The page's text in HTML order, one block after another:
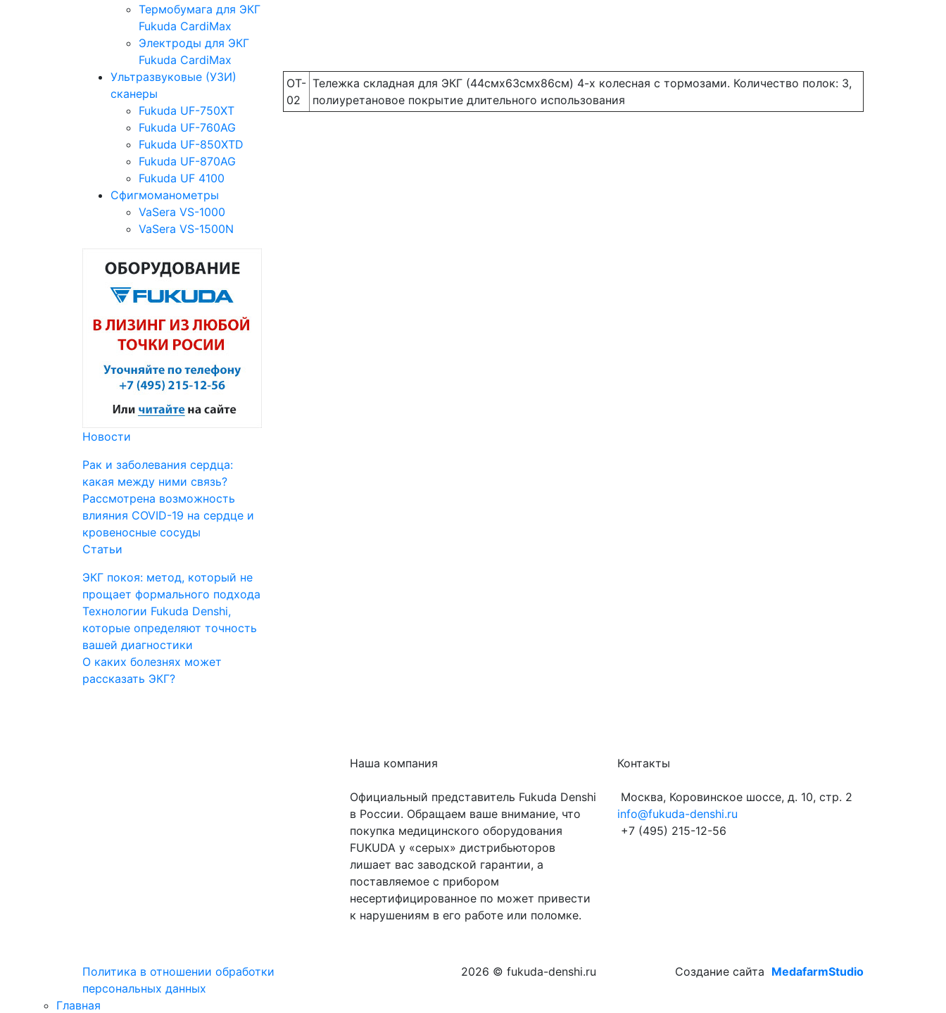
Термобумага для ЭКГ
Fukuda CardiMax
Электроды для ЭКГ
Fukuda CardiMax
Ультразвуковые (УЗИ)
сканеры
Fukuda UF-750XT
Fukuda UF-760AG
Fukuda UF-850XTD
Fukuda UF-870AG
Fukuda UF 4100
Сфигмоманометры
VaSera VS-1000
VaSera VS-1500N
Новости
Рак и заболевания сердца:
какая между ними связь?
Рассмотрена возможность
влияния COVID-19 на сердце и
кровеносные сосуды
Статьи
ЭКГ покоя: метод, который не
прощает формального подхода
Технологии Fukuda Denshi,
которые определяют точность
вашей диагностики
О каких болезнях может
рассказать ЭКГ?
OT-
02
Тележка складная для ЭКГ (44смх63смх86см) 4-х колесная с тормозами. Количество полок: 3,
полиуретановое покрытие длительного использования
Наша компания
Официальный представитель Fukuda Denshi
в России. Обращаем ваше внимание, что
покупка медицинского оборудования
FUKUDA у «серых» дистрибьюторов
лишает вас заводской гарантии, а
поставляемое с прибором
несертифицированное по может привести
к нарушениям в его работе или поломке.
Контакты
Москва, Коровинское шоссе, д. 10, стр. 2
info@fukuda-denshi.ru
+7 (495) 215-12-56
Политика в отношении обработки
персональных данных
2026 © fukuda-denshi.ru Создание сайта MedafarmStudio
Главная